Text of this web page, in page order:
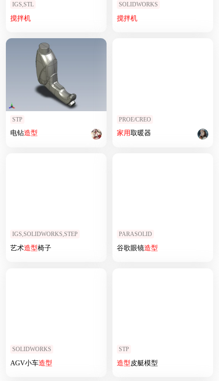
IGS,STL
搅拌机
SOLIDWORKS
搅拌机
STP
电钻造型
PROE/CREO
家用取暖器
IGS,SOLIDWORKS,STEP
艺术造型椅子
PARASOLID
谷歌眼镜造型
SOLIDWORKS
AGV小车造型
STP
造型皮艇模型